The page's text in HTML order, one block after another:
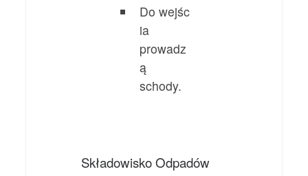
Do wejśc
ia
prowadz
ą
schody.
Składowisko Odpadów